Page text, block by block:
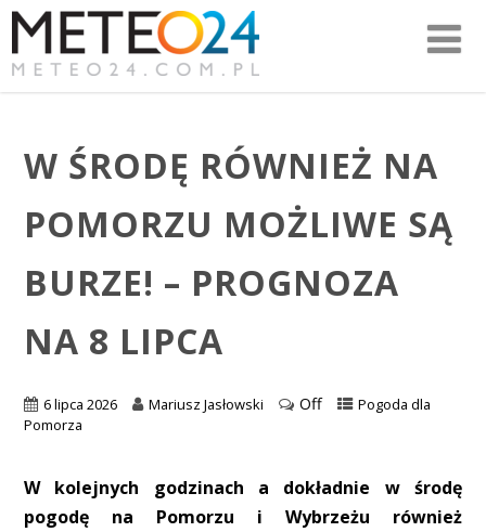
W ŚRODĘ RÓWNIEŻ NA
POMORZU MOŻLIWE SĄ
BURZE! – PROGNOZA
NA 8 LIPCA
6 lipca 2026 Mariusz Jasłowski Off
Pogoda dla
Pomorza
W kolejnych godzinach a dokładnie w środę
pogodę na Pomorzu i Wybrzeżu również